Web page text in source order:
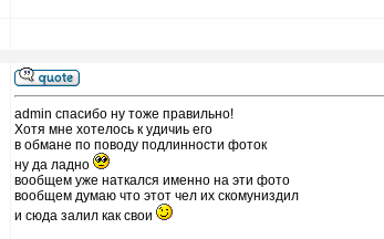
admin спасибо ну тоже правильно!
Хотя мне хотелось к удичиь его
в обмане по поводу подлинности фоток
ну да ладно
вообщем уже наткался именно на эти фото
вообщем думаю что этот чел их скомуниздил
и сюда залил как свои